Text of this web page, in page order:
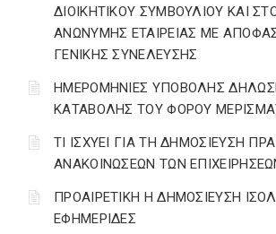
ΔΙΟΙΚΗΤΙΚΟΥ ΣΥΜΒΟΥΛΙΟΥ ΚΑΙ
ΑΝΩΝΥΜΗΣ ΕΤΑΙΡΕΙΑΣ ΜΕ
ΓΕΝΙΚΗΣ ΣΥΝΕΛΕΥΣΗΣ
ΗΜΕΡΟΜΗΝΙΕΣ ΥΠΟΒΟΛΗΣ
ΚΑΤΑΒΟΛΗΣ ΤΟΥ ΦΟΡΟΥ
ΤΙ ΙΣΧΥΕΙ ΓΙΑ ΤΗ ΔΗΜΟΣΙΕΥΣΗ
ΑΝΑΚΟΙΝΩΣΕΩΝ ΤΩΝ
ΠΡΟΑΙΡΕΤΙΚΗ Η ΔΗΜΟΣΙΕΥΣΗ
ΕΦΗΜΕΡΙΔΕΣ